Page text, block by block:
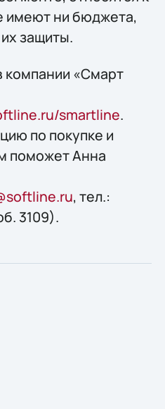
имеют ни бюджета,
защиты.
компании «Смарт
smartline.
по покупке и
поможет Анна
, тел.:
3109).